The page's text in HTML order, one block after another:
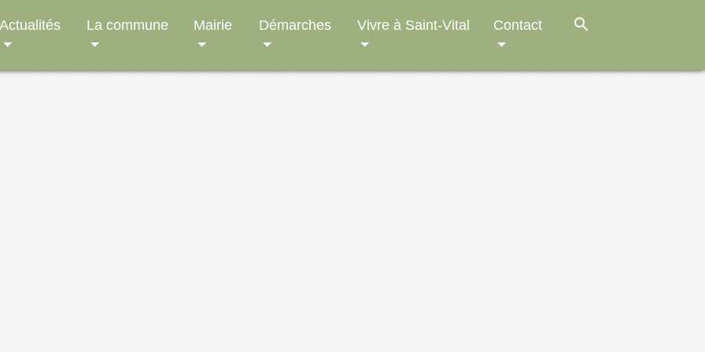
Actualités La commune Mairie Démarches Vivre à Saint-Vital Contact search